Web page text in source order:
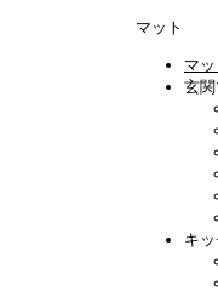
マット
マ
玄関
キ